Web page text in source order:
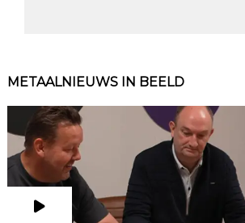
METAALNIEUWS IN BEELD